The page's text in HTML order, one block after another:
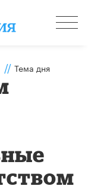
// Тема дня